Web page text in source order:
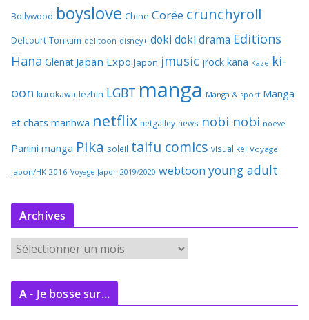
Bollywood boyslove Chine Corée crunchyroll
Delcourt-Tonkam delitoon disney+ doki doki drama Editions
Hana Glenat Japan Expo Japon jmusic jrock kana Kaze ki-
oon kurokawa lezhin LGBT manga Manga & sport Manga
et chats manhwa netflix netgalley news nobi nobi noeve
Panini manga Pika soleil taifu comics visual kei Voyage
Japon/HK 2016 Voyage Japon 2019/2020 webtoon young adult
Archives
r
c
A - Je bosse sur...